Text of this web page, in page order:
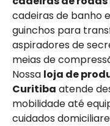
cadeiras de banho
guinchos para
aspiradores de
meias de
Nossa loja de
Curitiba atende
mobilidade até
cuidados